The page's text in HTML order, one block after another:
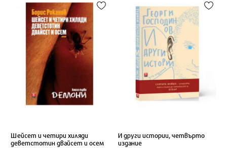
Шейсет и четири хиляди
деветстотин двайсет и осем
И други истории, четвърто
издание